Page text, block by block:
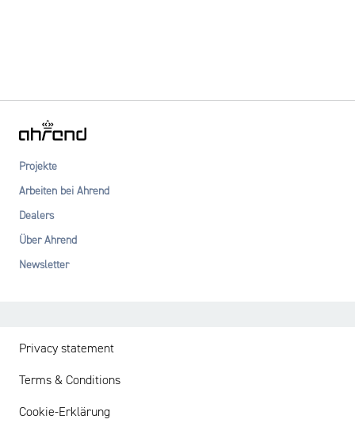
Projekte
Arbeiten bei Ahrend
Dealers
Über Ahrend
Newsletter
Privacy statement
Terms & Conditions
Cookie-Erklärung